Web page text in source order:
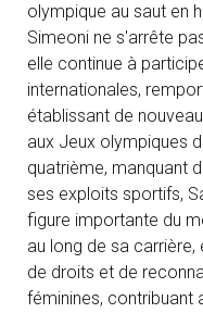
olympique au saut en
Simeoni ne s'arrête
elle continue à
internationales,
établissant de
aux Jeux olympiques
quatrième, manquant
ses exploits sportifs,
figure importante du
au long de sa
de droits et de
féminines, contribuant